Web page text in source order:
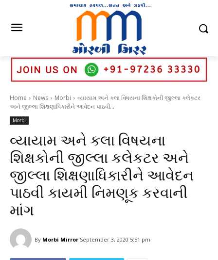
Home News Morbi
વ્યાયામ અને કલા વિષયના શિક્ષકોની જીલ્લા કલેકટર
અને જીલ્લા શિક્ષણાધિકારીને આવેદન પાઠવી...
Morbi
વ્યાયામ અને કલા વિષયના
શિક્ષકોની જીલ્લા કલેકટર અને
જીલ્લા શિક્ષણાધિકારીને આવેદન
પાઠવી કાયમી નિમણૂક કરવાની
માંગ
By Morbi Mirror September 3, 2020 5:51 pm